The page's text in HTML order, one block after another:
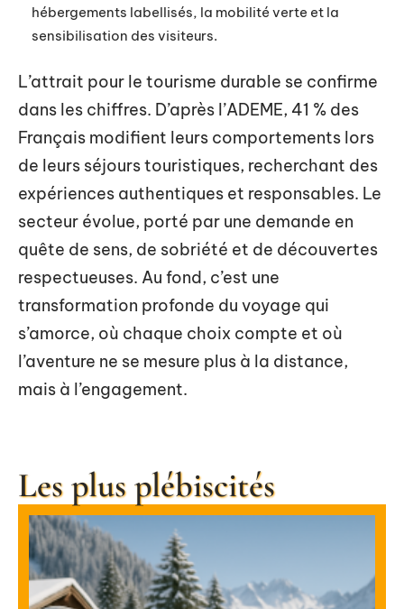
hébergements labellisés, la mobilité verte et la
sensibilisation des visiteurs.
L’attrait pour le tourisme durable se confirme
dans les chiffres. D’après l’ADEME, 41 % des
Français modifient leurs comportements lors
de leurs séjours touristiques, recherchant des
expériences authentiques et responsables. Le
secteur évolue, porté par une demande en
quête de sens, de sobriété et de découvertes
respectueuses. Au fond, c’est une
transformation profonde du voyage qui
s’amorce, où chaque choix compte et où
l’aventure ne se mesure plus à la distance,
mais à l’engagement.
Les plus plébiscités